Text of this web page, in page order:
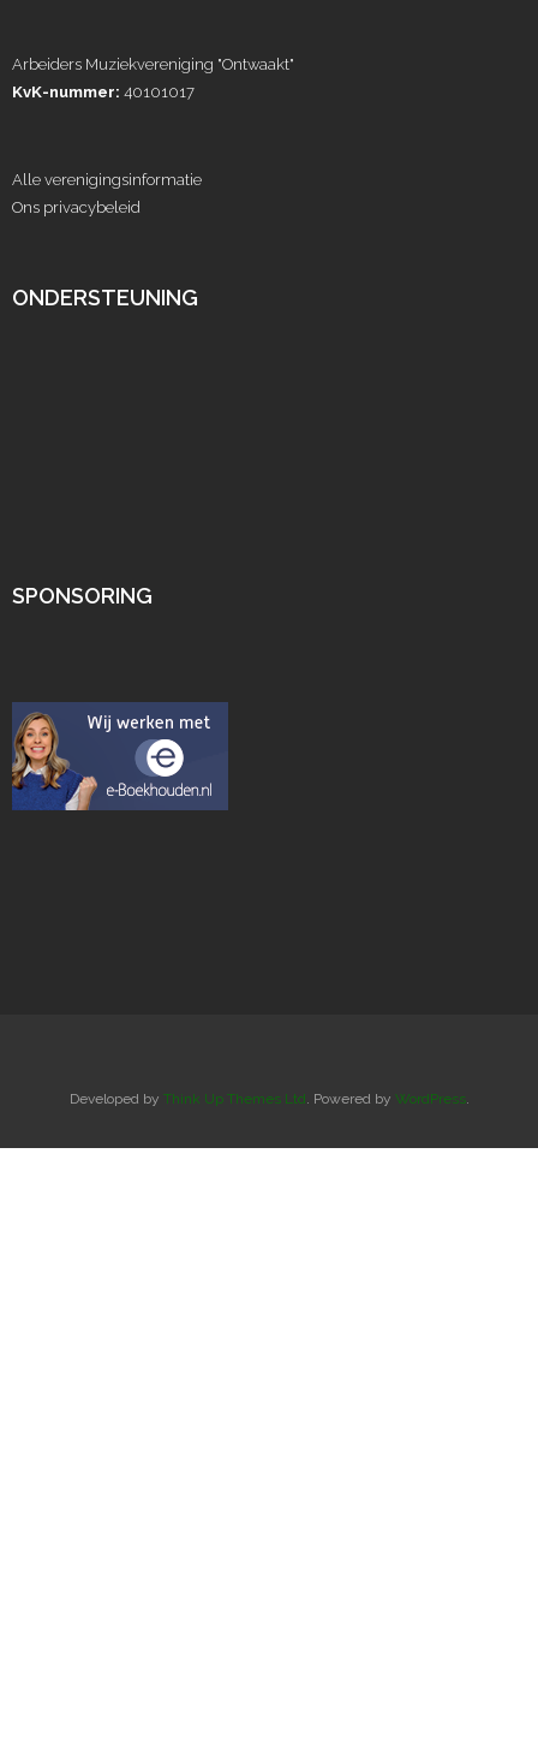
Arbeiders Muziekvereniging "Ontwaakt"
KvK-nummer: 40101017
Alle verenigingsinformatie
Ons privacybeleid
ONDERSTEUNING
SPONSORING
Developed by Think Up Themes Ltd. Powered by WordPress.